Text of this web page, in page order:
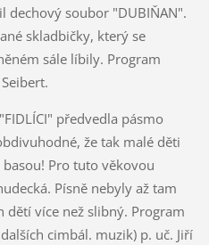
dechový soubor "DUBIŇAN".
skladbičky, který se
sále líbily. Program
předvedla pásmo
že tak malé děti
Pro tuto věkovou
Písně nebyly až tam
více než slibný. Program
cimbál. muzik) p. uč. Jiří